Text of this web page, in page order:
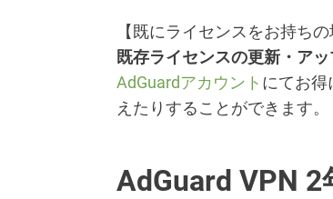
【既にライセンスをお持ちの
既存ライセンスの更新・ア
AdGuardアカウント にてお得
えたりすることができます。
AdGuard VPN 2